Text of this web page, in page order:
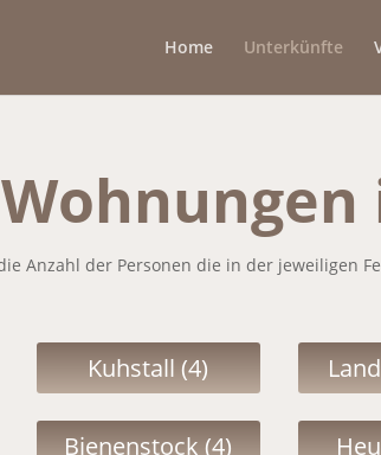
Home Unterkünfte
Anzahl der Personen die in der jeweiligen
Kuhstall (4)
Bienenstock (4)